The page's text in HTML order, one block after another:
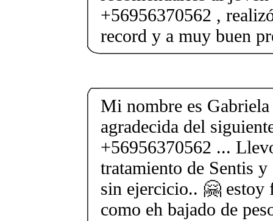
+56956370562 ,
record y a muy buen
Mi nombre es
agradecida del
+56956370562 ...
tratamiento de Sentis
sin ejercicio.. 🤗 estoy
como eh bajado de